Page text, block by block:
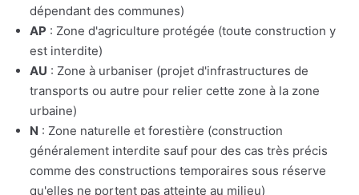
dépendant des communes)
AP : Zone d'agriculture protégée (toute construction y
est interdite)
AU : Zone à urbaniser (projet d'infrastructures de
transports ou autre pour relier cette zone à la zone
urbaine)
N : Zone naturelle et forestière (construction
généralement interdite sauf pour des cas très précis
comme des constructions temporaires sous réserve
qu'elles ne portent pas atteinte au milieu)